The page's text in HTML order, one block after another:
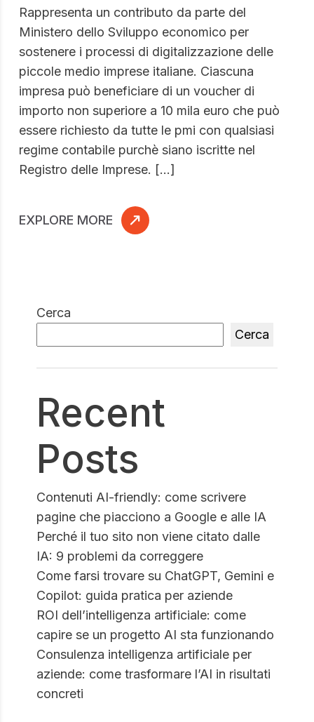
Rappresenta un contributo da parte del
Ministero dello Sviluppo economico per
sostenere i processi di digitalizzazione delle
piccole medio imprese italiane. Ciascuna
impresa può beneficiare di un voucher di
importo non superiore a 10 mila euro che può
essere richiesto da tutte le pmi con qualsiasi
regime contabile purchè siano iscritte nel
Registro delle Imprese. […]
EXPLORE MORE
Cerca
Cerca
Recent
Posts
Contenuti AI-friendly: come scrivere
pagine che piacciono a Google e alle IA
Perché il tuo sito non viene citato dalle
IA: 9 problemi da correggere
Come farsi trovare su ChatGPT, Gemini e
Copilot: guida pratica per aziende
ROI dell’intelligenza artificiale: come
capire se un progetto AI sta funzionando
Consulenza intelligenza artificiale per
aziende: come trasformare l’AI in risultati
concreti